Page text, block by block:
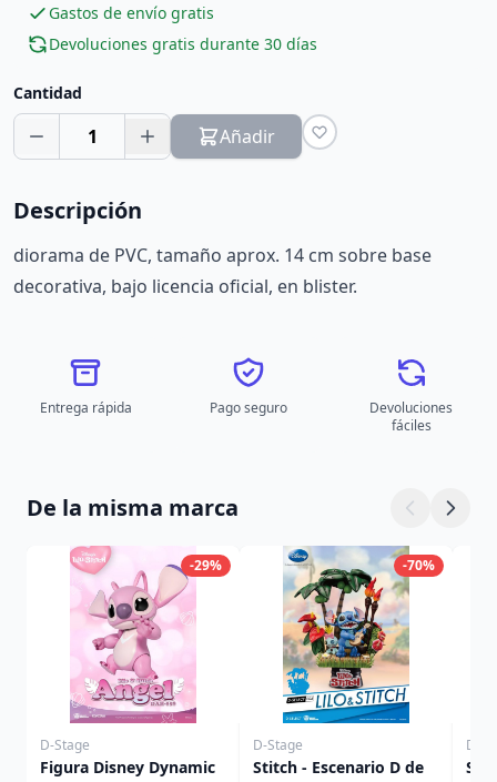
Gastos de envío gratis
Devoluciones gratis durante 30 días
Cantidad
1 Añadir
Descripción
diorama de PVC, tamaño aprox. 14 cm sobre base
decorativa, bajo licencia oficial, en blister.
Entrega rápida Pago seguro
Devoluciones
fáciles
De la misma marca
-29%
D-Stage
Figura Disney Dynamic
-70%
D-Stage
Stitch - Escenario D de
D-